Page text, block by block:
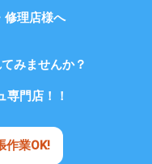
修理店様へ
みませんか？
専門店！！
作業OK!